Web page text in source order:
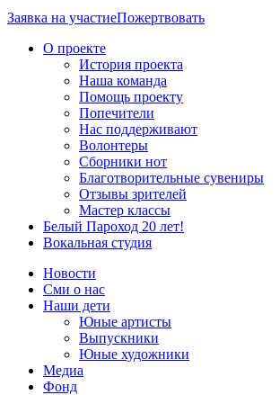
Заявка на участиеПожертвовать
О проекте
История проекта
Наша команда
Помощь проекту
Попечители
Нас поддерживают
Волонтеры
Сборники нот
Благотворительные сувениры
Отзывы зрителей
Мастер классы
Белый Пароход 20 лет!
Вокальная студия
Новости
Сми о нас
Наши дети
Юные артисты
Выпускники
Юные художники
Медиа
Фонд